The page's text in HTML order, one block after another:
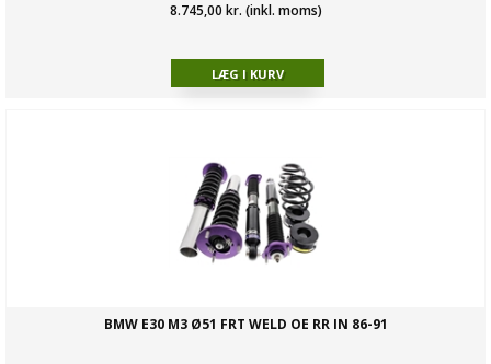
8.745,00 kr. (inkl. moms)
BMW E30 M3 Ø51 FRT WELD OE RR IN 86-91